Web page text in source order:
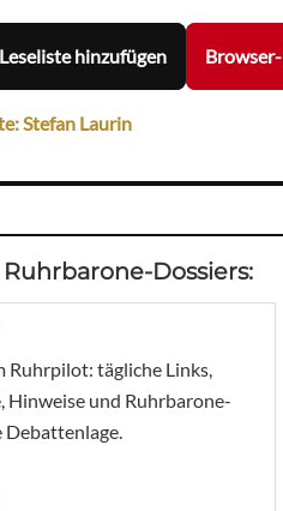
hinzufügen
Stefan Laurin
Dossiers:
Ruhrpilot: tägliche Links,
Hinweise und Ruhrbarone-
Debattenlage.